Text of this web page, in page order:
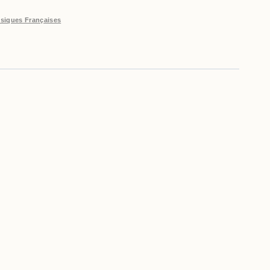
Françaises